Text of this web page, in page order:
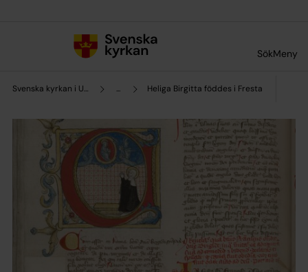
SökMeny
Svenska kyrkan i Upplands Väsby ... Heliga Birgitta föddes i Fresta